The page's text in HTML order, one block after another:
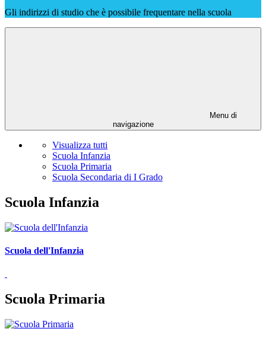
Gli indirizzi di studio che è possibile frequentare nella scuola
Menu di
navigazione
Visualizza tutti
Scuola Infanzia
Scuola Primaria
Scuola Secondaria di I Grado
Scuola Infanzia
Scuola dell'Infanzia
Scuola Primaria